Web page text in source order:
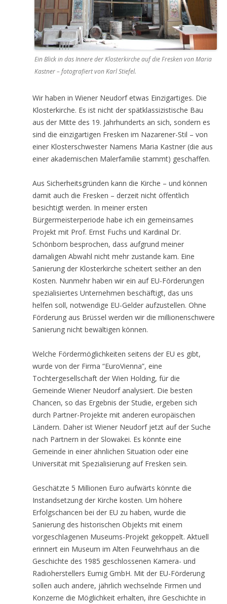
Ein Blick in das Innere der Klosterkirche auf die Fresken von Maria
Kastner – fotografiert von Karl Stiefel.
Wir haben in Wiener Neudorf etwas Einzigartiges. Die
Klosterkirche. Es ist nicht der spätklassizistische Bau
aus der Mitte des 19. Jahrhunderts an sich, sondern es
sind die einzigartigen Fresken im Nazarener-Stil – von
einer Klosterschwester Namens Maria Kastner (die aus
einer akademischen Malerfamilie stammt) geschaffen.
Aus Sicherheitsgründen kann die Kirche – und können
damit auch die Fresken – derzeit nicht öffentlich
besichtigt werden. In meiner ersten
Bürgermeisterperiode habe ich ein gemeinsames
Projekt mit Prof. Ernst Fuchs und Kardinal Dr.
Schönborn besprochen, dass aufgrund meiner
damaligen Abwahl nicht mehr zustande kam. Eine
Sanierung der Klosterkirche scheitert seither an den
Kosten. Nunmehr haben wir ein auf EU-Förderungen
spezialisiertes Unternehmen beschäftigt, das uns
helfen soll, notwendige EU-Gelder aufzustellen. Ohne
Förderung aus Brüssel werden wir die millionenschwere
Sanierung nicht bewältigen können.
Welche Fördermöglichkeiten seitens der EU es gibt,
wurde von der Firma “EuroVienna”, eine
Tochtergesellschaft der Wien Holding, für die
Gemeinde Wiener Neudorf analysiert. Die besten
Chancen, so das Ergebnis der Studie, ergeben sich
durch Partner-Projekte mit anderen europäischen
Ländern. Daher ist Wiener Neudorf jetzt auf der Suche
nach Partnern in der Slowakei. Es könnte eine
Gemeinde in einer ähnlichen Situation oder eine
Universität mit Spezialisierung auf Fresken sein.
Geschätzte 5 Millionen Euro aufwärts könnte die
Instandsetzung der Kirche kosten. Um höhere
Erfolgschancen bei der EU zu haben, wurde die
Sanierung des historischen Objekts mit einem
vorgeschlagenen Museums-Projekt gekoppelt. Aktuell
erinnert ein Museum im Alten Feurwehrhaus an die
Geschichte des 1985 geschlossenen Kamera- und
Radioherstellers Eumig GmbH. Mit der EU-Förderung
sollen auch andere, jährlich wechselnde Firmen und
Konzerne die Möglichkeit erhalten, ihre Geschichte in